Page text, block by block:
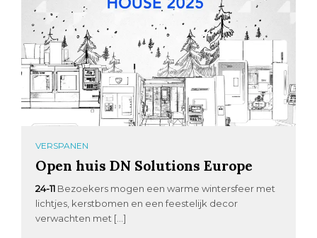
VERSPANEN
Open huis DN Solutions Europe
24-11 Bezoekers mogen een warme wintersfeer met
lichtjes, kerstbomen en een feestelijk decor
verwachten met […]